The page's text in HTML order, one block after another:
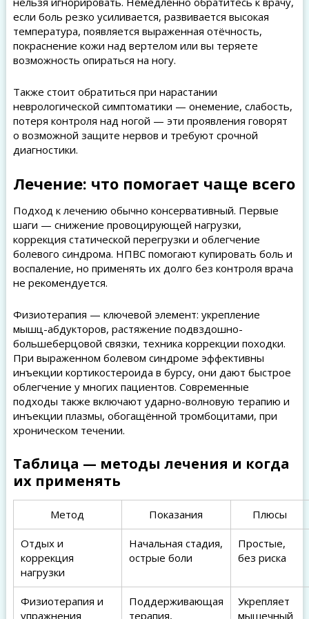
если боль резко усиливается, развивается высокая
температура, появляется выраженная отёчность,
покраснение кожи над вертелом или вы теряете
возможность опираться на ногу.
Также стоит обратиться при нарастании
неврологической симптоматики — онемение, слабость,
потеря контроля над ногой — эти проявления говорят
о возможной защите нервов и требуют срочной
диагностики.
Лечение: что помогает чаще всего
Подход к лечению обычно консервативный. Первые
шаги — снижение провоцирующей нагрузки,
коррекция статической перегрузки и облегчение
болевого синдрома. НПВС помогают купировать боль и
воспаление, но применять их долго без контроля врача
не рекомендуется.
Физиотерапия — ключевой элемент: укрепление
мышц-абдукторов, растяжение подвздошно-
большеберцовой связки, техника коррекции походки.
При выраженном болевом синдроме эффективны
инъекции кортикостероида в бурсу, они дают быстрое
облегчение у многих пациентов. Современные
подходы также включают ударно-волновую терапию и
инъекции плазмы, обогащённой тромбоцитами, при
хроническом течении.
Таблица — методы лечения и когда
их применять
Метод Показания Плюсы
Отдых и
коррекция
нагрузки
Начальная стадия,
острые боли
Простые,
без риска
Физиотерапия и
упражнения
Поддерживающая
терапия,
Укрепляет
мышечный